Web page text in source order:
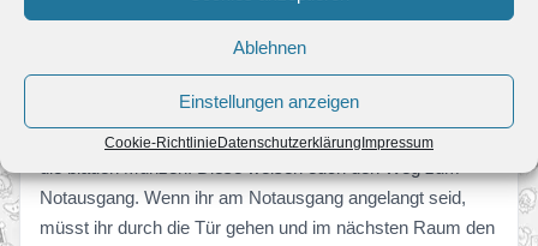
Ablehnen
Einstellungen anzeigen
Cookie-Richtlinie Datenschutzerklärung Impressum
Ihr müsst wieder ins Nebellabyrinth gehen. Auf der Karte
ist jetzt der blaue Kreis links euer Ziel. Im Labyrinth holt ihr
euch wieder die Titanenkappe und geht zum blauen
Schalter. Aktiviert den Schalter und hinter euch erscheinen
Notausgang. Wenn ihr am Notausgang angelangt seid,
müsst ihr durch die Tür gehen und im nächsten Raum den